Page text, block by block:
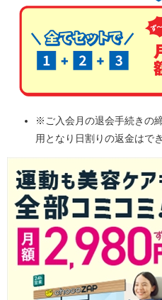
※ご入会月の退会手続きの
用となり日割りの返金はで